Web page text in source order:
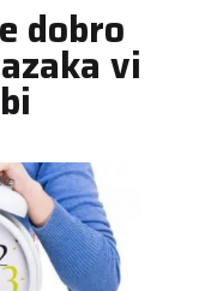
dobro
vi